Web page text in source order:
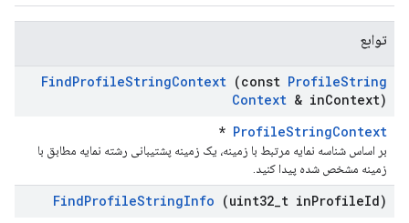
توابع
FindProfileStringContext (const ProfileString
Context & inContext)
ProfileStringContext
*
بر اساس شناسه نمایه مرتبط با زمینه، یک زمینه پشتیبانی رشته نمایه مطابق با
زمینه مشخص شده پیدا کنید.
FindProfileStringInfo (uint32 t inProfileId)